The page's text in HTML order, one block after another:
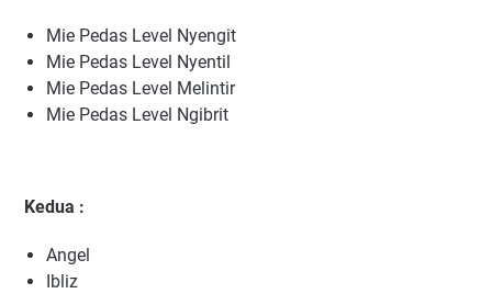
Mie Pedas Level Nyengit
Mie Pedas Level Nyentil
Mie Pedas Level Melintir
Mie Pedas Level Ngibrit
Kedua :
Angel
Ibliz